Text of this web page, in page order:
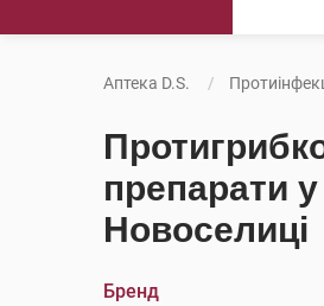
Аптека D.S.
препарати у
Новоселиці
Бренд